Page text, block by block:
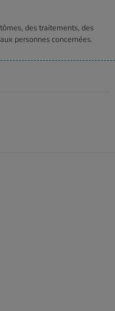
des traitements, des
personnes concernées.